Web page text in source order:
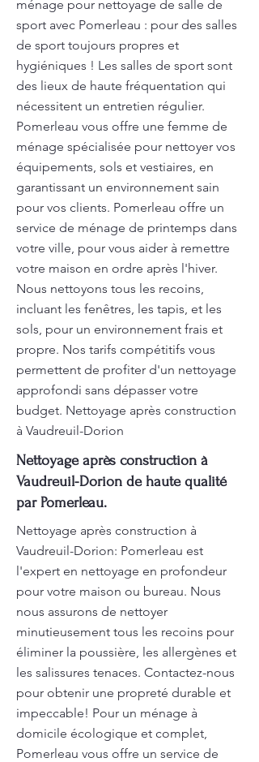
ménage pour nettoyage de salle de
sport avec Pomerleau : pour des salles
de sport toujours propres et
hygiéniques ! Les salles de sport sont
des lieux de haute fréquentation qui
nécessitent un entretien régulier.
Pomerleau vous offre une femme de
ménage spécialisée pour nettoyer vos
équipements, sols et vestiaires, en
garantissant un environnement sain
pour vos clients. Pomerleau offre un
service de ménage de printemps dans
votre ville, pour vous aider à remettre
votre maison en ordre après l'hiver.
Nous nettoyons tous les recoins,
incluant les fenêtres, les tapis, et les
sols, pour un environnement frais et
propre. Nos tarifs compétitifs vous
permettent de profiter d'un nettoyage
approfondi sans dépasser votre
budget. Nettoyage après construction
à Vaudreuil-Dorion
Nettoyage après construction à
Vaudreuil-Dorion de haute qualité
par Pomerleau.
Nettoyage après construction à
Vaudreuil-Dorion: Pomerleau est
l'expert en nettoyage en profondeur
pour votre maison ou bureau. Nous
nous assurons de nettoyer
minutieusement tous les recoins pour
éliminer la poussière, les allergènes et
les salissures tenaces. Contactez-nous
pour obtenir une propreté durable et
impeccable! Pour un ménage à
domicile écologique et complet,
Pomerleau vous offre un service de